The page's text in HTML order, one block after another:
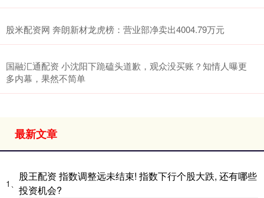
股米配资网 奔朗新材龙虎榜：营业部净卖出4004.79万元
国融汇通配资 小沈阳下跪磕头道歉，观众没买账？知情人曝更
多内幕，果然不简单
最新文章
1、
股王配资 指数调整远未结束! 指数下行个股大跌, 还有哪些
投资机会?